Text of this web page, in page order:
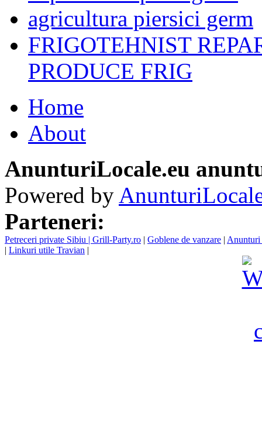
agricultura piersici germ
FRIGOTEHNIST
PRODUCE FRIG
Home
About
AnunturiLocale.eu
Powered by
Parteneri:
Petreceri private Sibiu | Grill-Party.ro | Goblene de vanzare | Anunturi
| Linkuri utile Travian |